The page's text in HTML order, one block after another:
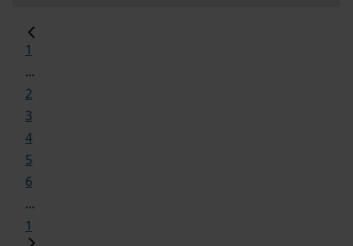
1
...
2
3
4
5
6
...
1